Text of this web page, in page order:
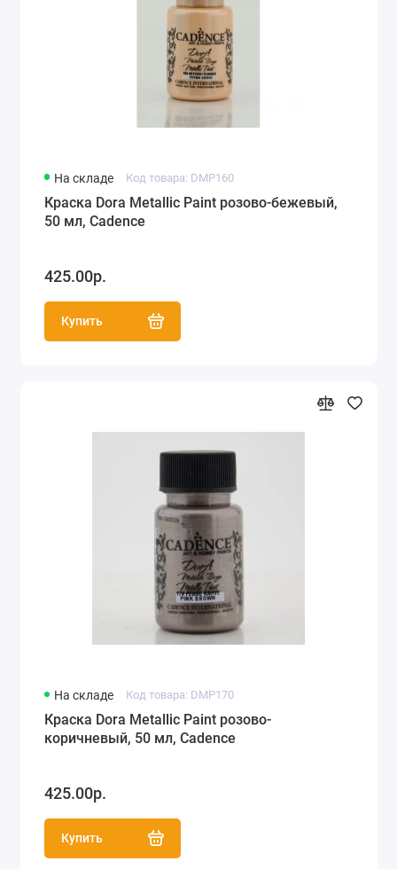
На складе Код товара: DMP160
Краска Dora Metallic Paint розово-бежевый,
50 мл, Cadence
425.00р.
Купить
На складе Код товара: DMP170
Краска Dora Metallic Paint розово-
коричневый, 50 мл, Cadence
425.00р.
Купить